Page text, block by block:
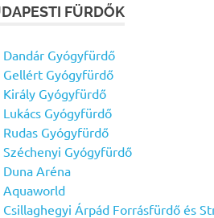
FÜRDŐK
Dandár Gyógyfürdő
Gellért Gyógyfürdő
Király Gyógyfürdő
Lukács Gyógyfürdő
Rudas Gyógyfürdő
Széchenyi Gyógyfürdő
Duna Aréna
Aquaworld
Csillaghegyi Árpád Forrásfürdő és